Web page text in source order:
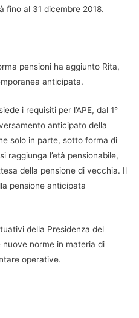
fino al 31 dicembre 2018.
pensioni ha aggiunto Rita,
anticipata.
i requisiti per l’APE, dal 1°
anticipato della
solo in parte, sotto forma di
raggiunga l’età pensionabile,
della pensione di vecchia. Il
pensione anticipata
della Presidenza del
norme in materia di
operative.